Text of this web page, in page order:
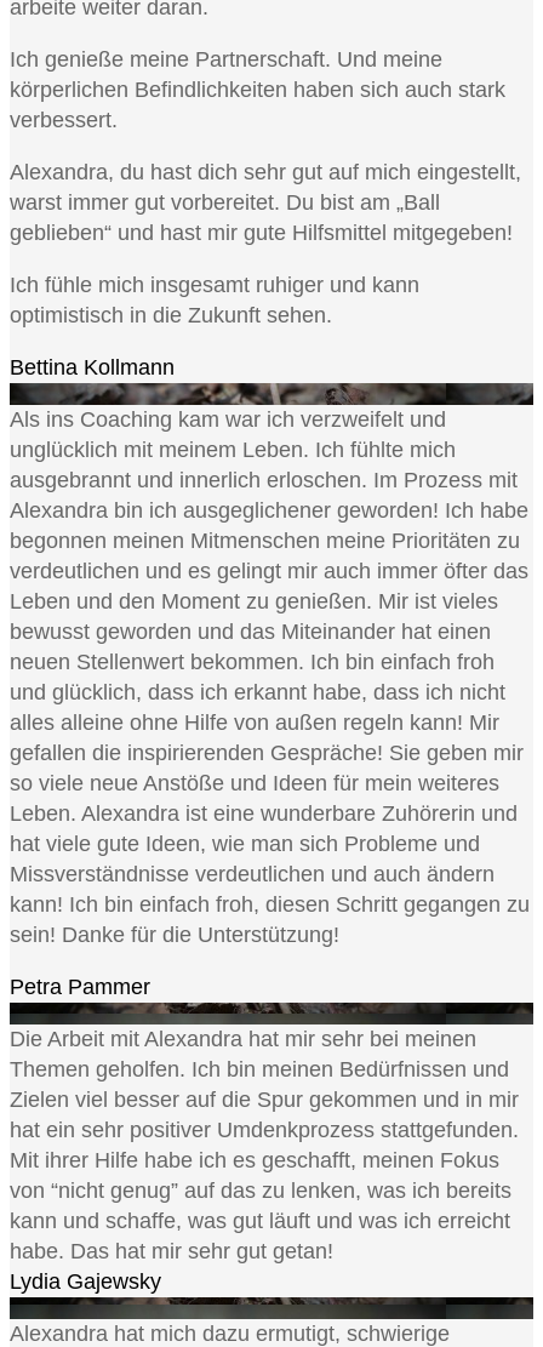
arbeite weiter daran.
Ich genieße meine Partnerschaft. Und meine
körperlichen Befindlichkeiten haben sich auch stark
verbessert.
Alexandra, du hast dich sehr gut auf mich eingestellt,
warst immer gut vorbereitet. Du bist am „Ball
geblieben“ und hast mir gute Hilfsmittel mitgegeben!
Ich fühle mich insgesamt ruhiger und kann
optimistisch in die Zukunft sehen.
Bettina Kollmann
Als ins Coaching kam war ich verzweifelt und
unglücklich mit meinem Leben. Ich fühlte mich
ausgebrannt und innerlich erloschen. Im Prozess mit
Alexandra bin ich ausgeglichener geworden! Ich habe
begonnen meinen Mitmenschen meine Prioritäten zu
verdeutlichen und es gelingt mir auch immer öfter das
Leben und den Moment zu genießen. Mir ist vieles
bewusst geworden und das Miteinander hat einen
neuen Stellenwert bekommen. Ich bin einfach froh
und glücklich, dass ich erkannt habe, dass ich nicht
alles alleine ohne Hilfe von außen regeln kann! Mir
gefallen die inspirierenden Gespräche! Sie geben mir
so viele neue Anstöße und Ideen für mein weiteres
Leben. Alexandra ist eine wunderbare Zuhörerin und
hat viele gute Ideen, wie man sich Probleme und
Missverständnisse verdeutlichen und auch ändern
kann! Ich bin einfach froh, diesen Schritt gegangen zu
sein! Danke für die Unterstützung!
Petra Pammer
Die Arbeit mit Alexandra hat mir sehr bei meinen
Themen geholfen. Ich bin meinen Bedürfnissen und
Zielen viel besser auf die Spur gekommen und in mir
hat ein sehr positiver Umdenkprozess stattgefunden.
Mit ihrer Hilfe habe ich es geschafft, meinen Fokus
von “nicht genug” auf das zu lenken, was ich bereits
kann und schaffe, was gut läuft und was ich erreicht
habe. Das hat mir sehr gut getan!
Lydia Gajewsky
Alexandra hat mich dazu ermutigt, schwierige